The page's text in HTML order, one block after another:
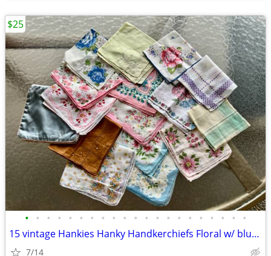
• • • • • • • • • • • • • • • • • • • • •
15 vintage Hankies Hanky Handkerchiefs Floral w/ blue travel case
7/14
$25